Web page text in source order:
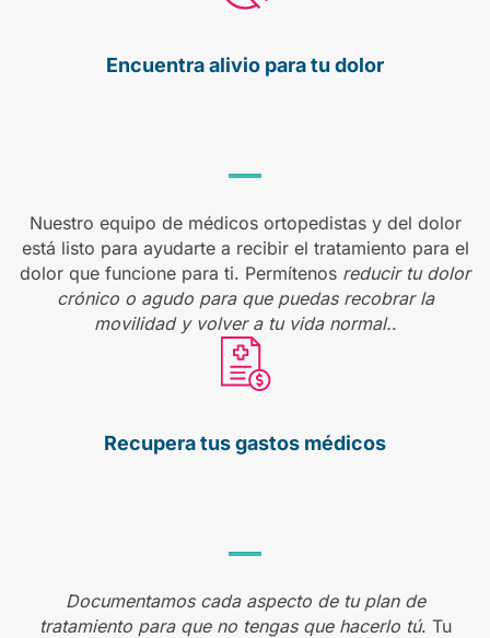
Encuentra alivio para tu dolor
Nuestro equipo de médicos ortopedistas y del dolor
está listo para ayudarte a recibir el tratamiento para el
dolor que funcione para ti. Permítenos reducir tu dolor
crónico o agudo para que puedas recobrar la
movilidad y volver a tu vida normal..
Recupera tusgastos médicos
Documentamos cada aspecto de tu plan de
tratamiento para que no tengas que hacerlo tú. Tu